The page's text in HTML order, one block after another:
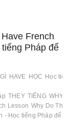
French
Pháp để
GÌ HAVE HỌC Học
THEY TIẾNG WHY
Lesson Why Do
- Học tiếng Pháp để